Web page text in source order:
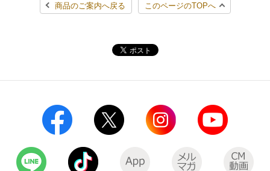
商品のご案内へ戻る このページのTOPへ